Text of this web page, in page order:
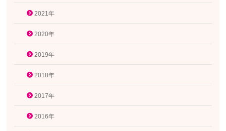
2021年
2020年
2019年
2018年
2017年
2016年